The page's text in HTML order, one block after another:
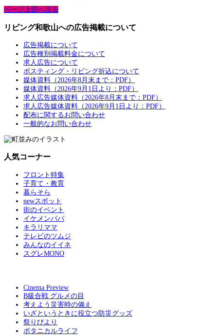
ページ上部へ戻る
リビング和歌山への広告掲載について
広告掲載について
広告種別掲載料金について
求人広告について
ポスティング・リビング折込について
媒体資料（2026年8月末まで：PDF）
媒体資料（2026年9月1日より：PDF）
求人広告媒体資料（2026年8月末まで：PDF）
求人広告媒体資料（2026年9月1日より：PDF）
配布に関するお問い合わせ
一般的なお問い合わせ
人気コーナー
フロント特集
子育て・教育
暮らそら
newスポット
街のイベント
イケメンパパ
キラリママ
テレビのツムジ
みんなのイイネ
スグレMONO
Cinema Preview
B級合戦 グルメの目
考えよう災害時の備え
いざというときに役立つ防災グッズ
祭りびより
ボタニカルライフ